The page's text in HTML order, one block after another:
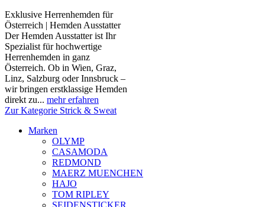
Exklusive Herrenhemden für
Österreich | Hemden Ausstatter
Der Hemden Ausstatter ist Ihr
Spezialist für hochwertige
Herrenhemden in ganz
Österreich. Ob in Wien, Graz,
Linz, Salzburg oder Innsbruck –
wir bringen erstklassige Hemden
direkt zu... mehr erfahren
Zur Kategorie Strick & Sweat
Marken
OLYMP
CASAMODA
REDMOND
MAERZ MUENCHEN
HAJO
TOM RIPLEY
SEIDENSTICKER